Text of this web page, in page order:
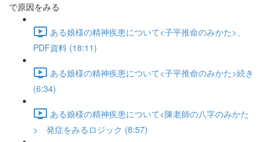
で原因をみる
ある娘様の精神疾患について<子平推命のみかた>、
PDF資料 (18:11)
ある娘様の精神疾患について<子平推命のみかた>続き
(6:34)
ある娘様の精神疾患について<陳老師の八字のみかた
> 発症をみるロジック (8:57)